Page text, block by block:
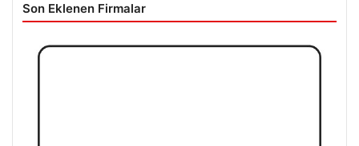
Son Eklenen Firmalar